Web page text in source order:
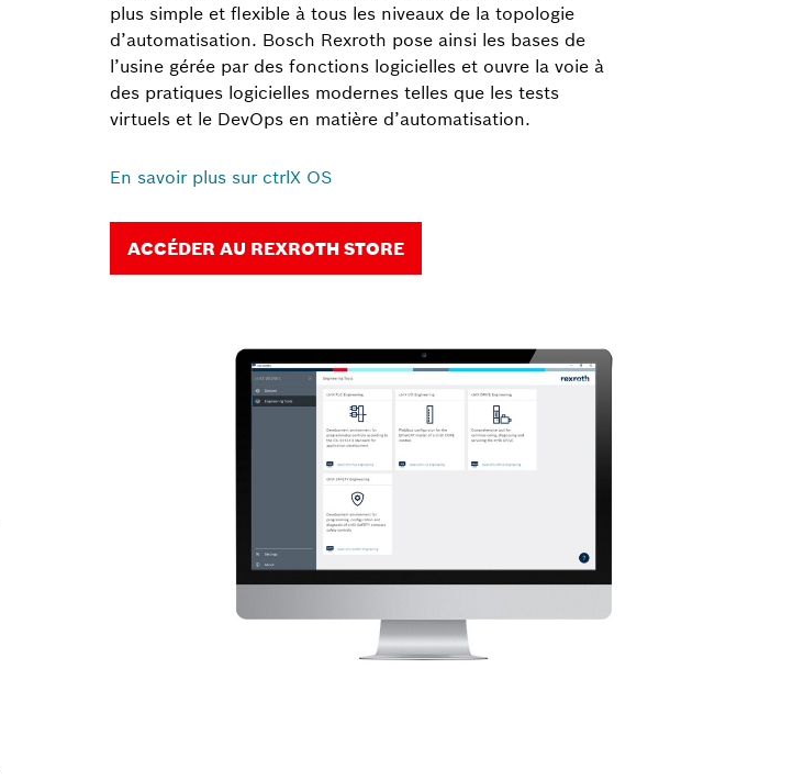
plus simple et flexible à tous les niveaux de la topologie
d’automatisation. Bosch Rexroth pose ainsi les bases de
l’usine gérée par des fonctions logicielles et ouvre la voie à
des pratiques logicielles modernes telles que les tests
virtuels et le DevOps en matière d’automatisation.
En savoir plus sur ctrlX OS
ACCÉDER AU REXROTH STORE